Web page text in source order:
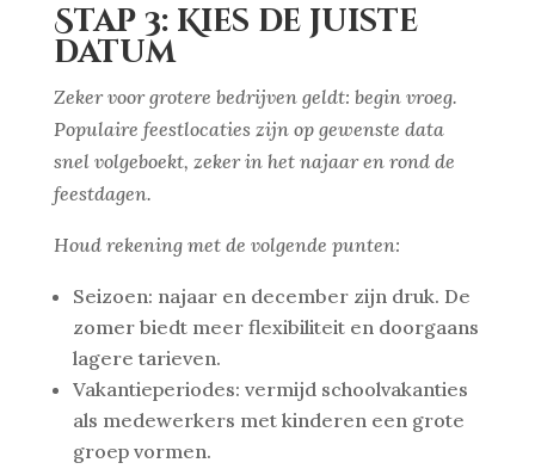
Stap 3: Kies de juiste
datum
Zeker voor grotere bedrijven geldt: begin vroeg.
Populaire feestlocaties zijn op gewenste data
snel volgeboekt, zeker in het najaar en rond de
feestdagen.
Houd rekening met de volgende punten:
Seizoen: najaar en december zijn druk. De
zomer biedt meer flexibiliteit en doorgaans
lagere tarieven.
Vakantieperiodes: vermijd schoolvakanties
als medewerkers met kinderen een grote
groep vormen.